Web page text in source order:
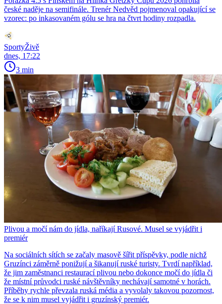
české naděje na semifinále. Trenér Nedvěd pojmenoval opakující se
vzorec: po inkasovaném gólu se hra na čtvrt hodiny rozpadla.
SportyŽivě
dnes, 17:22
3 min
Plivou a močí nám do jídla, naříkají Rusové. Musel se vyjádřit i
premiér
Na sociálních sítích se začaly masově šířit příspěvky, podle nichž
Gruzínci záměrně ponižují a šikanují ruské turisty. Tvrdí například,
že jim zaměstnanci restaurací plivou nebo dokonce močí do jídla či
že místní průvodci ruské návštěvníky nechávají samotné v horách.
Příběhy rychle převzala ruská média a vyvolaly takovou pozornost,
že se k nim musel vyjádřit i gruzínský premiér.